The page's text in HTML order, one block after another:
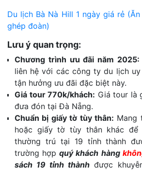
Du lịch Bà Nà Hill 1 ngày giá rẻ
ghép đoàn)
Lưu ý quan trọng:
Chương trình ưu đãi năm 2025:
liên hệ với các công ty du lịch
tận hưởng ưu đãi đặc biệt này.
Giá tour 770k/khách: Giá tour là
đưa đón tại Đà Nẵng.
Chuẩn bị giấy tờ tùy thân: Mang
hoặc giấy tờ tùy thân khác
thường trú tại 19 tỉnh thành
trường hợpquý khách hàng
sách 19 tỉnh thành được